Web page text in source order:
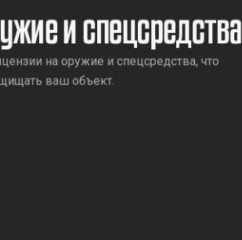
и спецсредства
на оружие и спецсредства, что
ваш объект.